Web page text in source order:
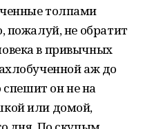
толпами
не обратит
в привычных
аж до
спешит он не на
или домой,